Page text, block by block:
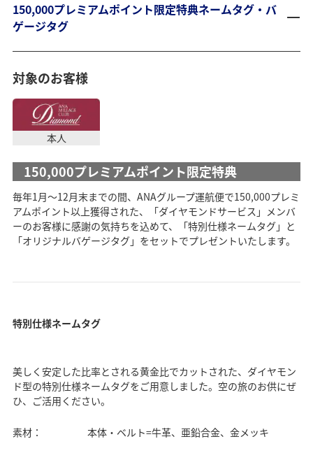
150,000プレミアムポイント限定特典ネームタグ・バ
ゲージタグ
対象のお客様
本人
150,000プレミアムポイント限定特典
毎年1月～12月末までの間、ANAグループ運航便で150,000プレミ
アムポイント以上獲得された、「ダイヤモンドサービス」メンバ
ーのお客様に感謝の気持ちを込めて、「特別仕様ネームタグ」と
「オリジナルバゲージタグ」をセットでプレゼントいたします。
特別仕様ネームタグ
美しく安定した比率とされる黄金比でカットされた、ダイヤモン
ド型の特別仕様ネームタグをご用意しました。空の旅のお供にぜ
ひ、ご活用ください。
素材：
本体・ベルト=牛革、亜鉛合金、金メッキ